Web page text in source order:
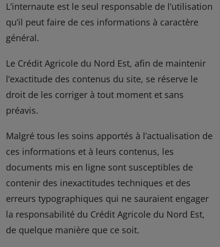
L’internaute est le seul responsable de l’utilisation
qu’il peut faire de ces informations à caractère
général.
Le Crédit Agricole du Nord Est, afin de maintenir
l’exactitude des contenus du site, se réserve le
droit de les corriger à tout moment et sans
préavis.
Malgré tous les soins apportés à l’actualisation de
ces informations et à leurs contenus, les
documents mis en ligne sont susceptibles de
contenir des inexactitudes techniques et des
erreurs typographiques qui ne sauraient engager
la responsabilité du Crédit Agricole du Nord Est,
de quelque manière que ce soit.